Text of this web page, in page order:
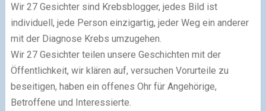
Wir 27 Gesichter sind Krebsblogger, jedes Bild ist
individuell, jede Person einzigartig, jeder Weg ein anderer
mit der Diagnose Krebs umzugehen.
Wir 27 Gesichter teilen unsere Geschichten mit der
Öffentlichkeit, wir klären auf, versuchen Vorurteile zu
beseitigen, haben ein offenes Ohr für Angehörige,
Betroffene und Interessierte.